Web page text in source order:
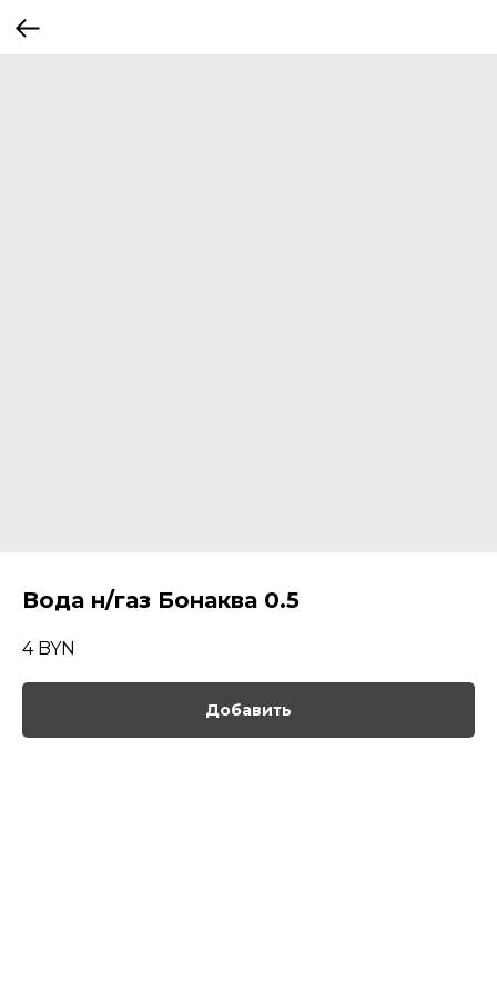
Вода н/газ Бонаква 0.5
4 BYN
Добавить